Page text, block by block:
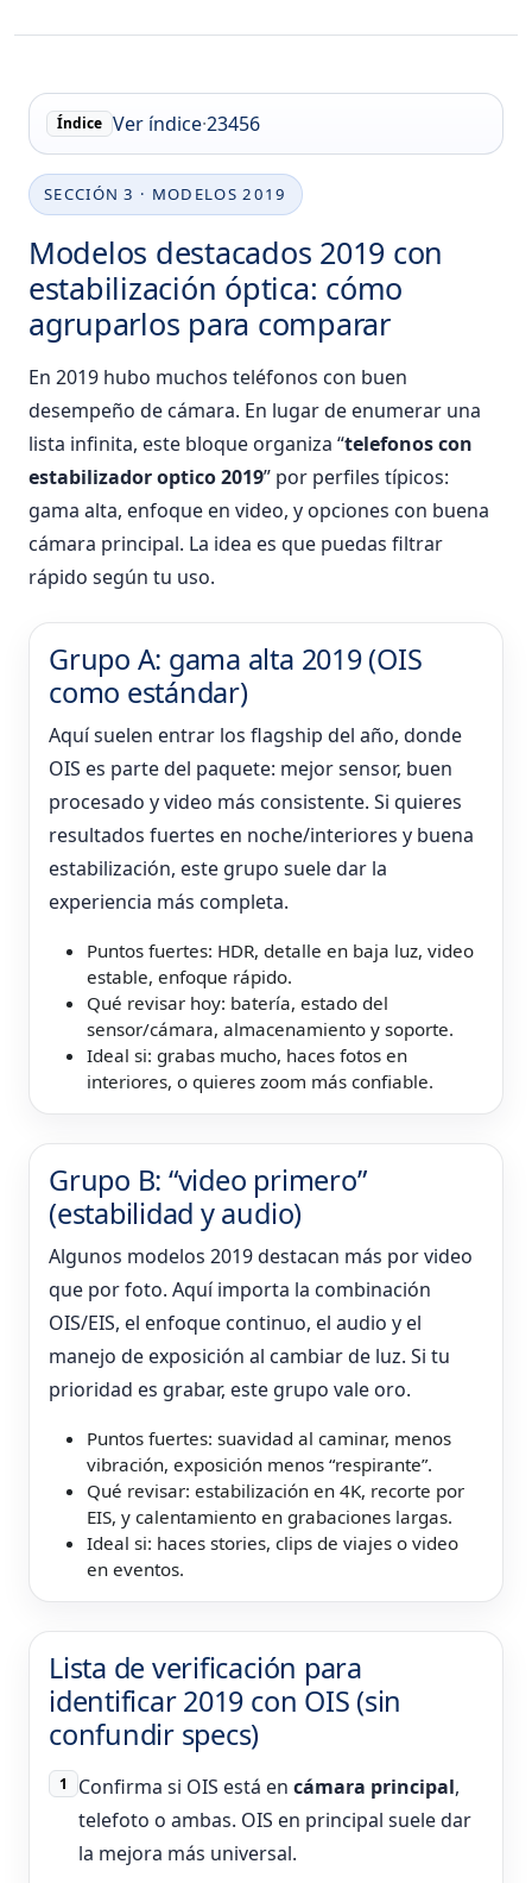
Índice Ver índice·23456
SECCIÓN 3 · MODELOS 2019
Modelos destacados 2019 con
estabilización óptica: cómo
agruparlos para comparar
En 2019 hubo muchos teléfonos con buen
desempeño de cámara. En lugar de enumerar una
lista infinita, este bloque organiza “telefonos con
estabilizador optico 2019” por perfiles típicos:
gama alta, enfoque en video, y opciones con buena
cámara principal. La idea es que puedas filtrar
rápido según tu uso.
Grupo A: gama alta 2019 (OIS
como estándar)
Aquí suelen entrar los flagship del año, donde
OIS es parte del paquete: mejor sensor, buen
procesado y video más consistente. Si quieres
resultados fuertes en noche/interiores y buena
estabilización, este grupo suele dar la
experiencia más completa.
Puntos fuertes: HDR, detalle en baja luz, video
estable, enfoque rápido.
Qué revisar hoy: batería, estado del
sensor/cámara, almacenamiento y soporte.
Ideal si: grabas mucho, haces fotos en
interiores, o quieres zoom más confiable.
Grupo B: “video primero”
(estabilidad y audio)
Algunos modelos 2019 destacan más por video
que por foto. Aquí importa la combinación
OIS/EIS, el enfoque continuo, el audio y el
manejo de exposición al cambiar de luz. Si tu
prioridad es grabar, este grupo vale oro.
Puntos fuertes: suavidad al caminar, menos
vibración, exposición menos “respirante”.
Qué revisar: estabilización en 4K, recorte por
EIS, y calentamiento en grabaciones largas.
Ideal si: haces stories, clips de viajes o video
en eventos.
Lista de verificación para
identificar 2019 con OIS (sin
confundir specs)
1 Confirma si OIS está en cámara principal,
telefoto o ambas. OIS en principal suele dar
la mejora más universal.